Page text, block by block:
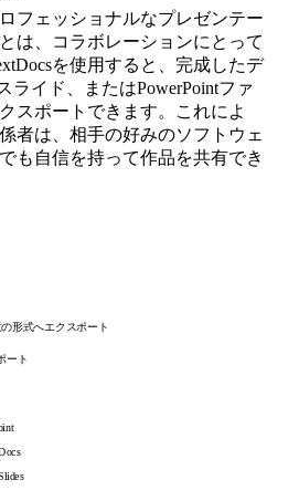
フェッショナルなプレゼンテー
は、コラボレーションにとって
を使用すると、完成したデ
ライド、またはPowerPointファ
スポートできます。これによ
者は、相手の好みのソフトウェ
も自信を持って作品を共有でき
形式へエクスポート
ート